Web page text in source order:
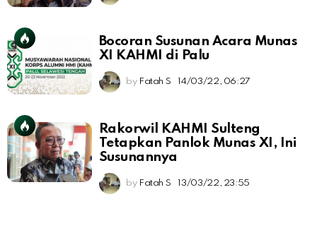
Bocoran Susunan Acara Munas
XI KAHMI di Palu
by Fatah S 14/03/22, 06:27
Rakorwil KAHMI Sulteng
Tetapkan Panlok Munas XI, Ini
Susunannya
by Fatah S 13/03/22, 23:55